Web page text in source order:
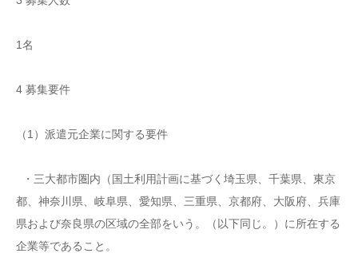
1名
4 募集要件
（1）派遣元企業に関する要件
・三大都市圏内（国土利用計画に基づく埼玉県、千葉県、東京
都、神奈川県、岐阜県、愛知県、三重県、京都府、大阪府、兵庫
県および奈良県の区域の全部をいう。（以下同じ。）に所在する
企業等であること。